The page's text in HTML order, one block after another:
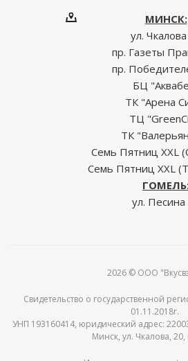
МИНСК:
ул.
пр. Газеты
пр.
БЦ
ТК "Арена
ТЦ
ТК
Семь Пятниц XXL
Семь Пятниц XXL
ул. Песина
2026 © ООО
Свидетельство о государственной
01.11.2018г.
УНП 193160414, юридический адрес:
Минск, ул. Чкалова,